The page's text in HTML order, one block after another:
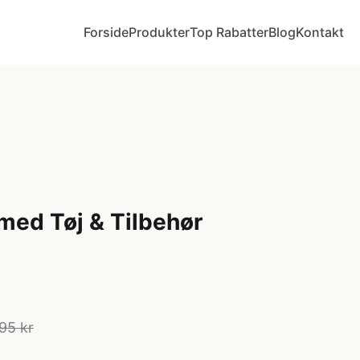
ForsideProdukterTop RabatterBlogKontakt
Tøj & Tilbehør
kr